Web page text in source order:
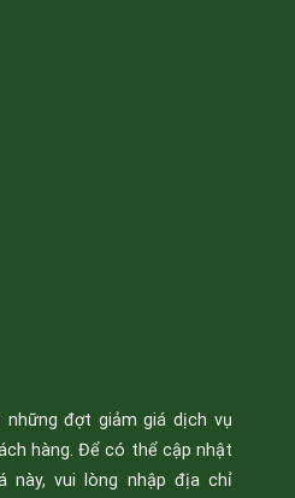
đợt giảm giá dịch vụ
hàng. Để có thể cập nhật
này, vui lòng nhập địa chỉ